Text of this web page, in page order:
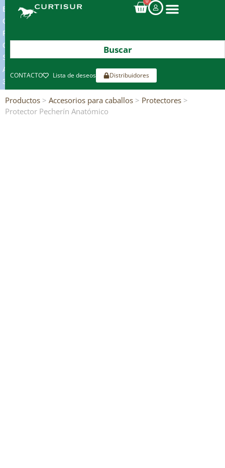
ENVIOS
GRATIS
POR
COMPRAS
SUPERIORES
A
300€*
CONTACTO Lista de deseos Distribuidores
Productos > Accesorios para caballos > Protectores >
Protector Pecherín Anatómico